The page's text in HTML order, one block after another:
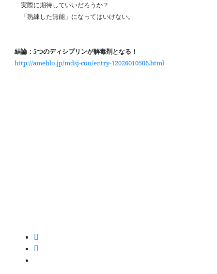
実際に期待していいだろうか？
「熟練した無能」になってはいけない。
結論： 5つのディシプリンが解毒剤となる！
http://ameblo.jp/mdsj-coo/entry-12026010506.html